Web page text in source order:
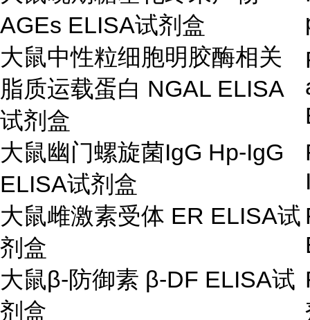
AGEs ELISA试剂盒
大鼠中性粒细胞明胶酶相关
脂质运载蛋白 NGAL ELISA
试剂盒
大鼠幽门螺旋菌IgG Hp-IgG
ELISA试剂盒
大鼠雌激素受体 ER ELISA试
剂盒
大鼠β-防御素 β-DF ELISA试
剂盒